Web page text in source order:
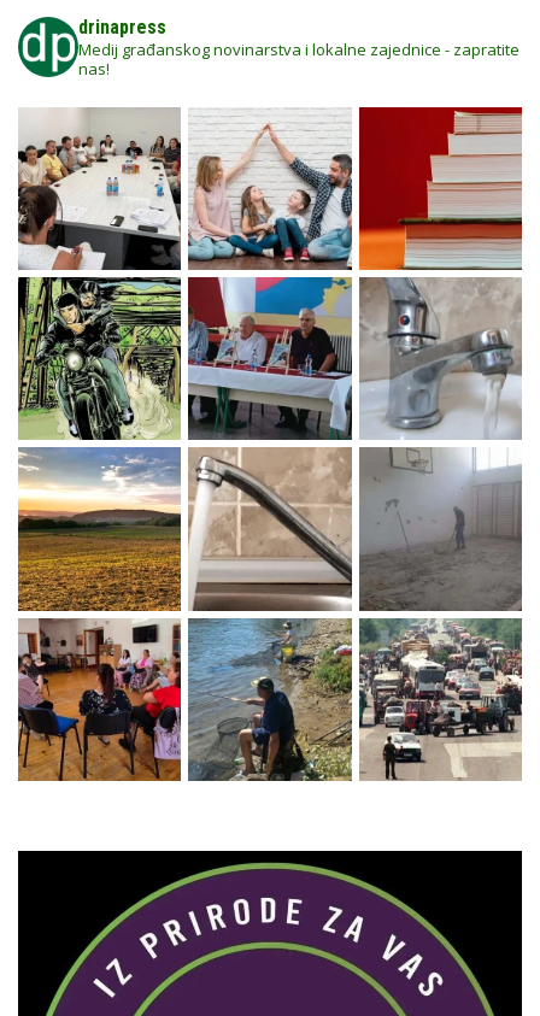
drinapress
Medij građanskog novinarstva i lokalne zajednice - zapratite
nas!